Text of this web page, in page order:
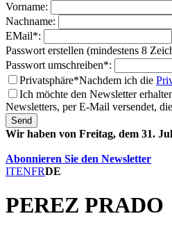
Vorname:
Nachname:
EMail*:
Passwort erstellen (mindestens 8
Passwort umschreiben*:
Privatsphäre*Nachdem ich die
Ich möchte den Newsletter
Newsletters, per E-Mail versendet,
Send
Wir haben von Freitag, dem 31.
Abonnieren Sie den Newsletter
ITENFRDE
PEREZ PRADO